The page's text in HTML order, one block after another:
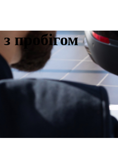
пробігом